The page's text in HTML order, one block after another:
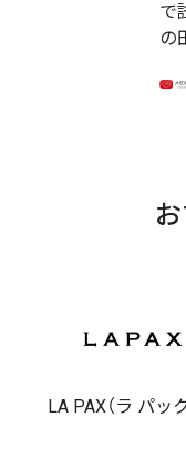
で
の
LA PAX（ラ パッ